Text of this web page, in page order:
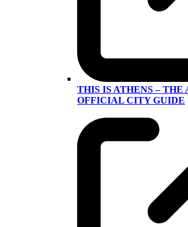
THIS IS ATHENS – THE
OFFICIAL CITY GUIDE